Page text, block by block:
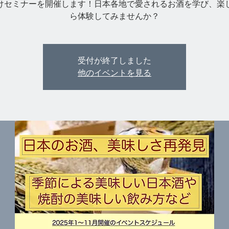
セミナーを開催します！日本各地で愛されるお酒を学び、楽
受付が終了しました
他のイベントを見る